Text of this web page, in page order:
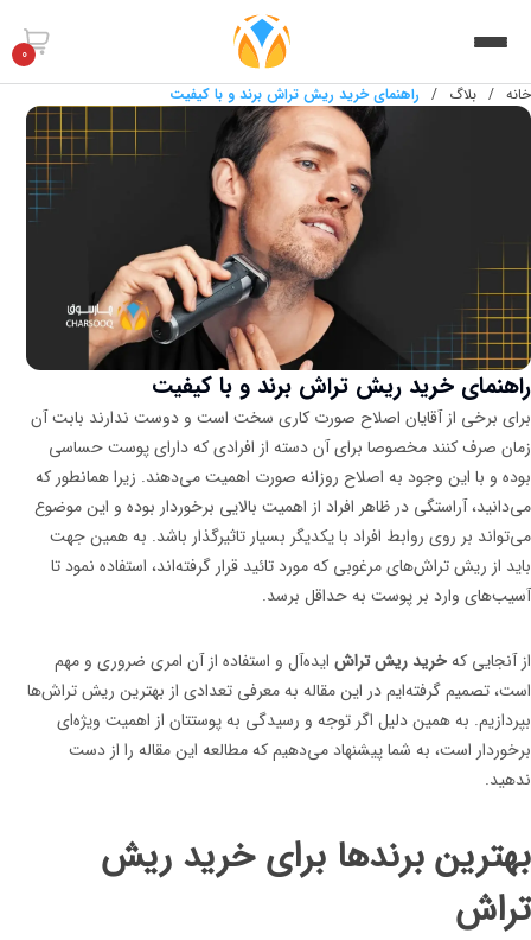
0
خانه / بلاگ / راهنمای خرید ریش تراش برند و با کیفیت
راهنمای خرید ریش تراش برند و با کیفیت
برای برخی از آقایان اصلاح صورت کاری سخت است و دوست ندارند بابت آن
زمان صرف کنند مخصوصا برای آن دسته از افرادی که دارای پوست حساسی
بوده و با این وجود به اصلاح روزانه صورت اهمیت می‌دهند. زیرا همانطور که
می‌دانید، آراستگی در ظاهر افراد از اهمیت بالایی برخوردار بوده و این موضوع
می‌تواند بر روی روابط افراد با یکدیگر بسیار تاثیرگذار باشد. به همین جهت
باید از ریش تراش‌های مرغوبی که مورد تائید قرار گرفته‌اند، استفاده نمود تا
آسیب‌های وارد بر پوست به حداقل برسد.
از آنجایی کهخرید ریش تراش ایده‌آل و استفاده از آن امری ضروری و مهم
است، تصمیم گرفته‌ایم در این مقاله به معرفی تعدادی از بهترین ریش تراش‌ها
بپردازیم. به همین دلیل اگر توجه و رسیدگی به پوستتان از اهمیت ویژه‌ای
برخوردار است، به شما پیشنهاد می‌دهیم که مطالعه این مقاله را از دست
ندهید.
بهترین برندها برای خرید ریش
تراش